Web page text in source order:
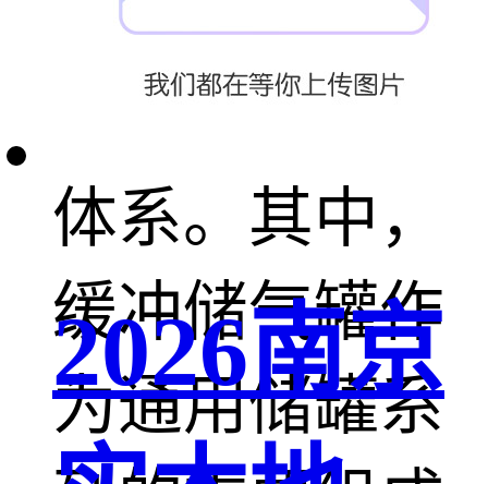
标，构建了完
体系。其中，
缓冲储气罐作
为通用储罐系
2026南京